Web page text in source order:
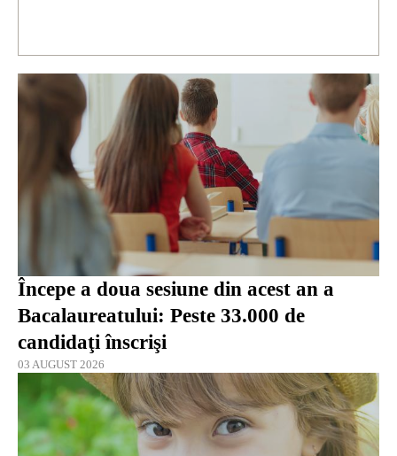
Începe a doua sesiune din acest an a
Bacalaureatului: Peste 33.000 de
candidaţi înscrişi
03 AUGUST 2026